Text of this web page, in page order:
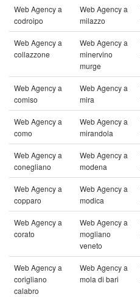
Web Agency a
codroipo
Web Agency a
milazzo
Web Agency a
collazzone
Web Agency a
minervino
murge
Web Agency a
comiso
Web Agency a
mira
Web Agency a
como
Web Agency a
mirandola
Web Agency a
conegliano
Web Agency a
modena
Web Agency a
copparo
Web Agency a
modica
Web Agency a
corato
Web Agency a
mogliano
veneto
Web Agency a
corigliano
calabro
Web Agency a
mola di bari